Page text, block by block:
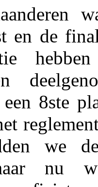
en de
8ste
we
nu